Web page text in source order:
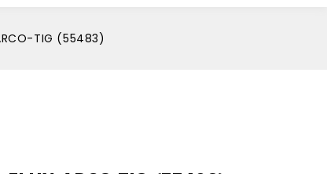
TIG (55483)